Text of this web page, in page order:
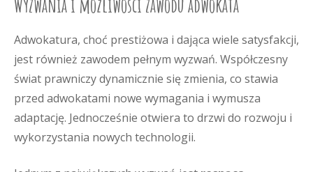
Wyzwania i możliwości zawodu adwokata
Adwokatura, choć prestiżowa i dająca wiele satysfakcji,
jest również zawodem pełnym wyzwań. Współczesny
świat prawniczy dynamicznie się zmienia, co stawia
przed adwokatami nowe wymagania i wymusza
adaptację. Jednocześnie otwiera to drzwi do rozwoju i
wykorzystania nowych technologii.